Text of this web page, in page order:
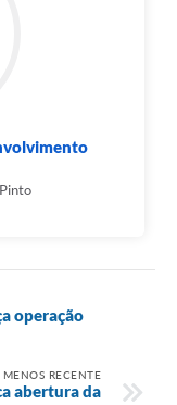
operação
RECENTE
abertura da